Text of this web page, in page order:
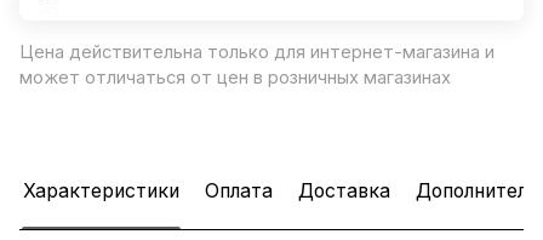
Цена действительна только для интернет-магазина и
может отличаться от цен в розничных магазинах
Характеристики Оплата Доставка